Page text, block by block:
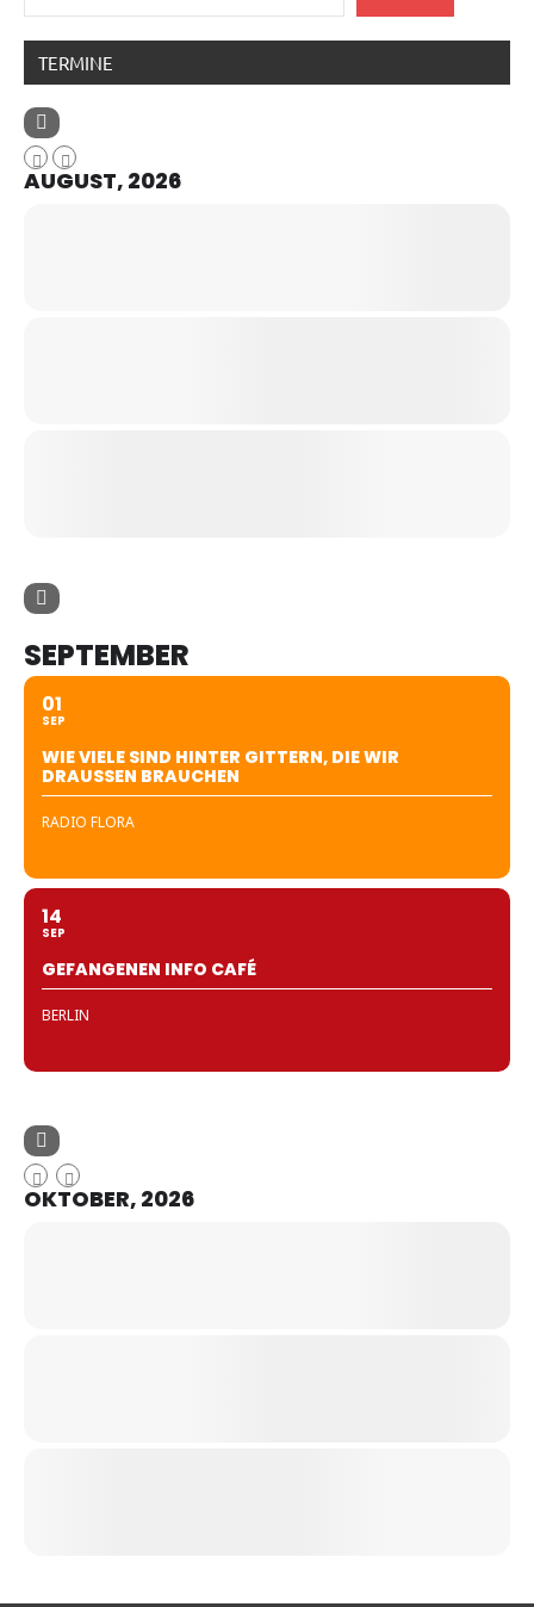
TERMINE
AUGUST, 2026
SEPTEMBER
01
SEP
WIE VIELE SIND HINTER GITTERN, DIE WIR
DRAUSSEN BRAUCHEN
RADIO FLORA
14
SEP
GEFANGENEN INFO CAFÉ
BERLIN
OKTOBER, 2026